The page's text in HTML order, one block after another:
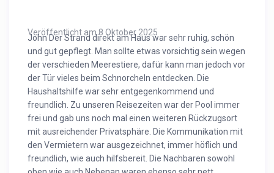
Veröffentlicht am 8 Oktober 2025
John Der Strand direkt am Haus war sehr ruhig, schön
und gut gepflegt. Man sollte etwas vorsichtig sein wegen
der verschieden Meerestiere, dafür kann man jedoch vor
der Tür vieles beim Schnorcheln entdecken. Die
Haushaltshilfe war sehr entgegenkommend und
freundlich. Zu unseren Reisezeiten war der Pool immer
frei und gab uns noch mal einen weiteren Rückzugsort
mit ausreichender Privatsphäre. Die Kommunikation mit
den Vermietern war ausgezeichnet, immer höflich und
freundlich, wie auch hilfsbereit. Die Nachbaren sowohl